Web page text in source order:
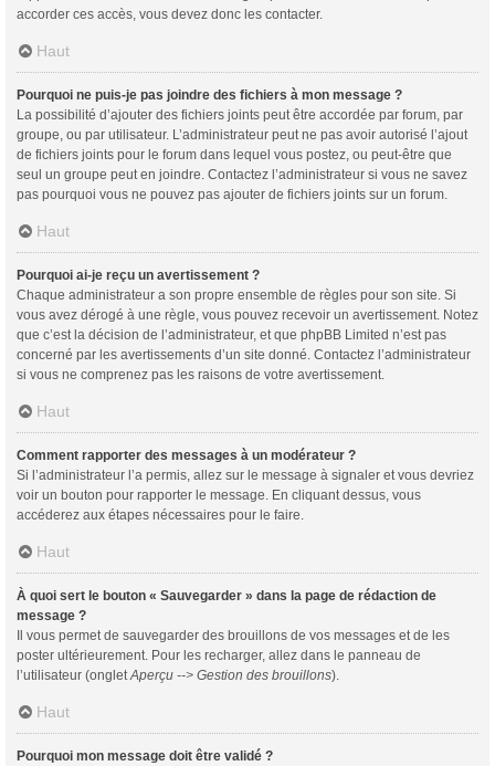
accorder ces accès, vous devez donc les contacter.
Haut
Pourquoi ne puis-je pas joindre des fichiers à mon message ?
La possibilité d’ajouter des fichiers joints peut être accordée par forum, par
groupe, ou par utilisateur. L’administrateur peut ne pas avoir autorisé l’ajout
de fichiers joints pour le forum dans lequel vous postez, ou peut-être que
seul un groupe peut en joindre. Contactez l’administrateur si vous ne savez
pas pourquoi vous ne pouvez pas ajouter de fichiers joints sur un forum.
Haut
Pourquoi ai-je reçu un avertissement ?
Chaque administrateur a son propre ensemble de règles pour son site. Si
vous avez dérogé à une règle, vous pouvez recevoir un avertissement. Notez
que c’est la décision de l’administrateur, et que phpBB Limited n’est pas
concerné par les avertissements d’un site donné. Contactez l’administrateur
si vous ne comprenez pas les raisons de votre avertissement.
Haut
Comment rapporter des messages à un modérateur ?
Si l’administrateur l’a permis, allez sur le message à signaler et vous devriez
voir un bouton pour rapporter le message. En cliquant dessus, vous
accéderez aux étapes nécessaires pour le faire.
Haut
À quoi sert le bouton « Sauvegarder » dans la page de rédaction de
message ?
Il vous permet de sauvegarder des brouillons de vos messages et de les
poster ultérieurement. Pour les recharger, allez dans le panneau de
l’utilisateur (ongletAperçu --> Gestion des brouillons).
Haut
Pourquoi mon message doit être validé ?